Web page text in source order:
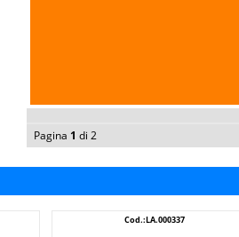
Pagina 1 di 2
Cod.:LA.000337